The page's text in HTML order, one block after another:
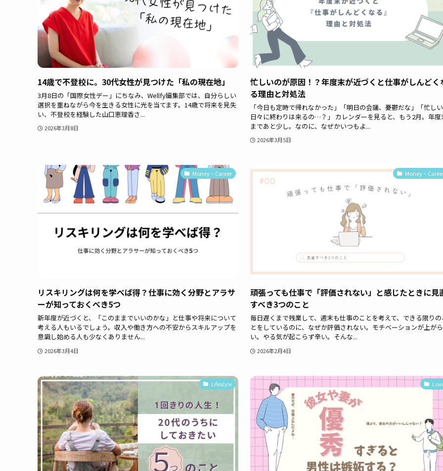
14歳で不登校に。30代女性が見つけた「私の現在地」
3月8日の「国際女性デー」にちなみ、Wellfy編集部では、自分らしい
選択を重ねながら今を生きる女性に光を当てます。14歳で将来を見失
い、不登校を経験した山口恵理香さ...
2026年3月8日
忙しいのが原因！？年度末が近づくと仕事がしんどく
る理由と対処法
「今日も定時で帰れなかった」「明日の会議、憂鬱だな」「忙しい
日々に終わりは来るの…？」 カレンダーを見ると、もう2月。年度
まであと少し。なのに、なぜかいつもよ...
2026年3月5日
Money・Career
リスキリングは何を学べば得？仕事に効く分野とアラサ
ーが知っておくべき5つ
新年度が近づくと、「このままでいいのかな」と仕事や将来について
考える人もいるでしょう。収入や働き方への不安からスキルアップを
意識し始める人も少なくありません...
2026年3月4日
Money・
頑張っても仕事で「評価されない」と感じたときに見
すべき3つのこと
毎日遅くまで残業して、週末も仕事のことを考えて、できる限りの
とをしているのに、なぜか評価されない。モチベーションが上が
い。やる気が起こらず辛い。そんな...
2026年2月4日
Lifestyle